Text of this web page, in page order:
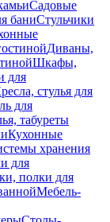
Садовые
баниСтульчики
Диваны,
Шкафы,
для
стулья для
для
табуреты
Кухонные
хранения
для
полки для
Мебель-